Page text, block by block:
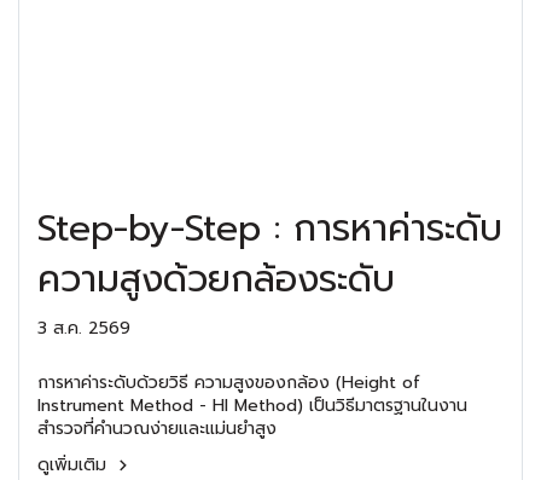
Step-by-Step : การหาค่าระดับ
ความสูงด้วยกล้องระดับ
3 ส.ค. 2569
การหาค่าระดับด้วยวิธี ความสูงของกล้อง (Height of
Instrument Method - HI Method) เป็นวิธีมาตรฐานในงาน
สำรวจที่คำนวณง่ายและแม่นยำสูง
ดูเพิ่มเติม